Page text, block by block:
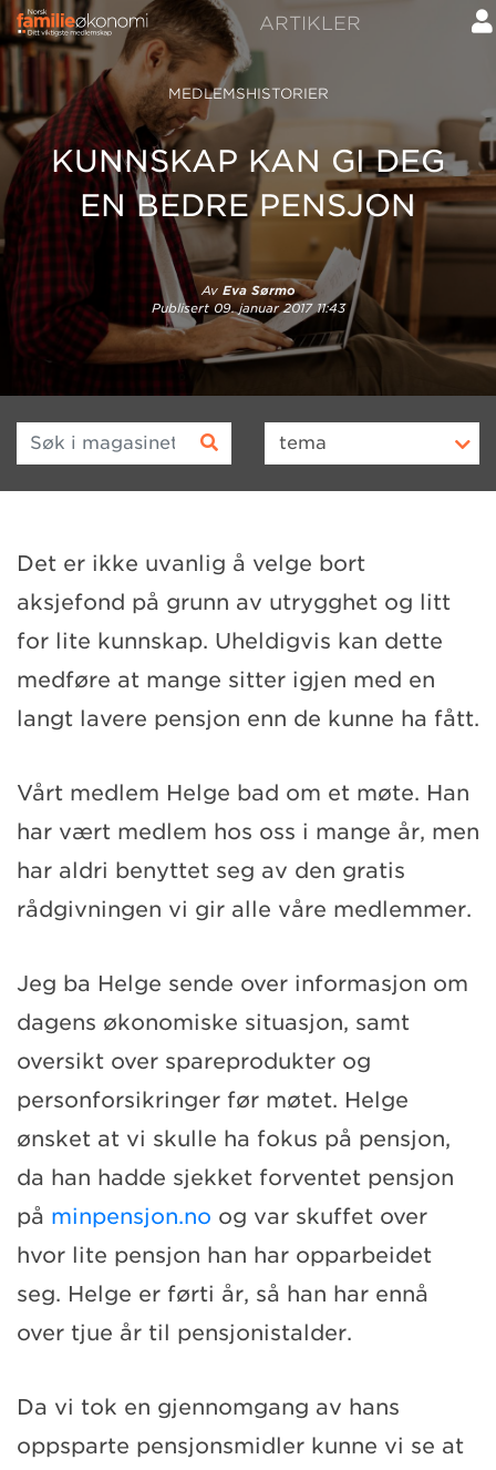
ARTIKLER
MEDLEMSHISTORIER
KUNNSKAP KAN GI DEG
EN BEDRE PENSJON
Av Eva Sørmo
Publisert09. januar 2017 11:43
Søk i magasinet tema
Det er ikke uvanlig å velge bort
aksjefond på grunn av utrygghet og litt
for lite kunnskap. Uheldigvis kan dette
medføre at mange sitter igjen med en
langt lavere pensjon enn de kunne ha fått.
Vårt medlem Helge bad om et møte. Han
har vært medlem hos oss i mange år, men
har aldri benyttet seg av den gratis
rådgivningen vi gir alle våre medlemmer.
Jeg ba Helge sende over informasjon om
dagens økonomiske situasjon, samt
oversikt over spareprodukter og
personforsikringer før møtet. Helge
ønsket at vi skulle ha fokus på pensjon,
da han hadde sjekket forventet pensjon
på minpensjon.no og var skuffet over
hvor lite pensjon han har opparbeidet
seg. Helge er førti år, så han har ennå
over tjue år til pensjonistalder.
Da vi tok en gjennomgang av hans
oppsparte pensjonsmidler kunne vi se at